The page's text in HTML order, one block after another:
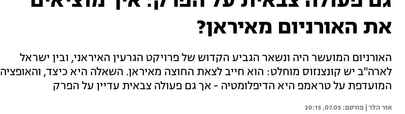
את האורניום מאיראן?
האורניום המועשר היה ונשאר הגביע הקדוש של פרויקט הגרעין האיראני, ובין ישראל
לארה"ב יש קונצנזוס מוחלט: הוא חייב לצאת החוצה מאיראן. השאלה היא כיצד, והאופציה
המועדפת על טראמפ היא הדיפלומטיה - אך גם פעולה צבאית עדיין על הפרק
אור הלר | 07.05, 20:15